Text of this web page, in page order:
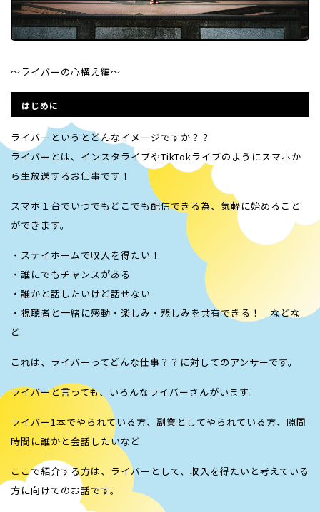
〜ライバーの心構え編〜
はじめに
ライバーというとどんなイメージですか？？
ライバーとは、インスタライブやTikTokライブのようにスマホか
ら生放送するお仕事です！
スマホ１台でいつでもどこでも配信できる為、気軽に始めること
ができます。
・ステイホームで収入を得たい！
・誰にでもチャンスがある
・誰かと話したいけど話せない
・視聴者と一緒に感動・楽しみ・悲しみを共有できる！ などな
ど
これは、ライバーってどんな仕事？？に対してのアンサーです。
ライバーと言っても、いろんなライバーさんがいます。
ライバー1本でやられている方、副業としてやられている方、隙間
時間に誰かと会話したいなど
ここで紹介する方は、ライバーとして、収入を得たいと考えている
方に向けてのお話です。